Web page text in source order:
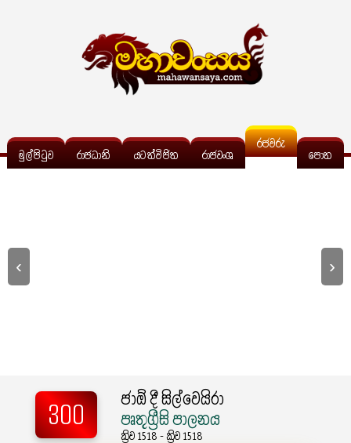
මුල්පිටුව රාජධානි යටත්විජිත රාජවංශ
රජවරු
පොත
‹ ›
300
ජාඕ දී සිල්වෙයිරා
පෘතුග්‍රීසි පාලනය
ක්‍රිව 1518 - ක්‍රිව 1518